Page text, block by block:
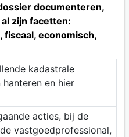
documenteren,
zijn facetten:
economisch,
kadastrale
en hier
acties, bij de
vastgoedprofessional,